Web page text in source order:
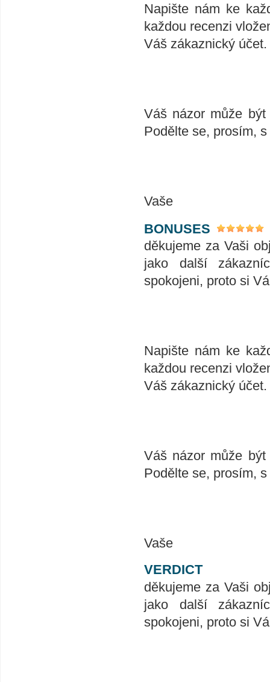
Napište nám ke
každou recenzi
Váš zákaznický
Váš názor může
Podělte se, prosím,
Vaše
BONUSES
děkujeme za Vaši
jako další
spokojeni, proto si
Napište nám ke
každou recenzi
Váš zákaznický
Váš názor může
Podělte se, prosím,
Vaše
VERDICT
děkujeme za Vaši
jako další
spokojeni, proto si